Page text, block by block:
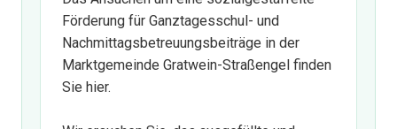
Förderung für Ganztagesschul- und
Nachmittagsbetreuungsbeiträge in der
Marktgemeinde Gratwein-Straßengel finden
Sie hier.